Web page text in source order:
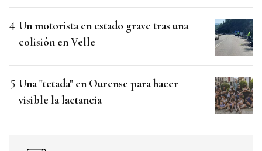
Un motorista en estado grave tras una
colisión en Velle
Una "tetada" en Ourense para hacer
visible la lactancia